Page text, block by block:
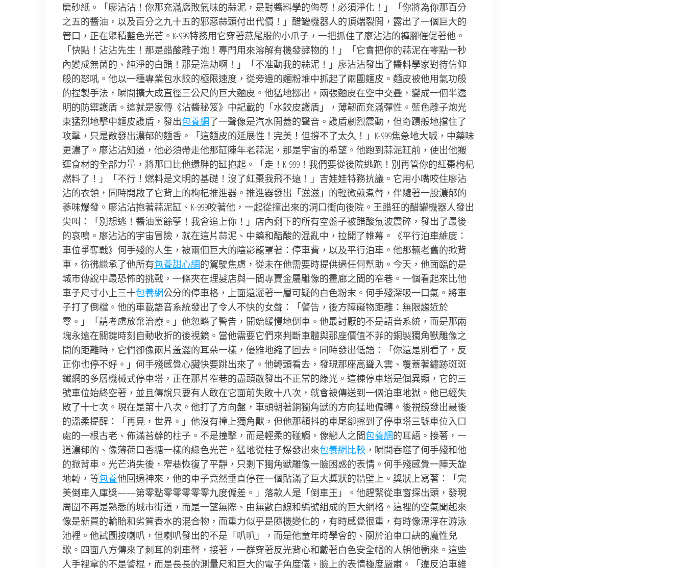
磨砂紙。「廖沾沾！你那充滿腐敗氣味的蒜泥，是對醬料學的侮辱！必須淨化！」「你將為你那百分
之五的醬油，以及百分之九十五的邪惡蒜頭付出代價！」醋罐機器人的頂端裂開，露出了一個巨大的
管口，正在聚積藍色光芒。K-999特務用它穿著燕尾服的小爪子，一把抓住了廖沾沾的褲腳催促著他。
「快點！沾沾先生！那是醋酸離子炮！專門用來溶解有機發酵物的！」「它會把你的蒜泥在零點一秒
內變成無菌的、純淨的白醋！那是浩劫啊！」「不准動我的蒜泥！」廖沾沾發出了醬料學家對待信仰
般的怒吼。他以一種專業包水餃的極限速度，從旁邊的麵粉堆中抓起了兩團麵皮。麵皮被他用氣功般
的捏製手法，瞬間擴大成直徑三公尺的巨大麵皮。他猛地擲出，兩張麵皮在空中交疊，變成一個半透
明的防禦護盾。這就是家傳《沾醬秘笈》中記載的「水餃皮護盾」，薄韌而充滿彈性。藍色離子炮光
束猛烈地擊中麵皮護盾，發出包養網了一聲像是汽水開蓋的聲音。護盾劇烈震動，但奇蹟般地擋住了
攻擊，只是散發出濃郁的麵香。「這麵皮的延展性！完美！但撐不了太久！」K-999焦急地大喊，中藥味
更濃了。廖沾沾知道，他必須帶走他那缸陳年老蒜泥，那是宇宙的希望。他跑到蒜泥缸前，使出他搬
運食材的全部力量，將那口比他還胖的缸抱起。「走！K-999！我們要從後院逃跑！別再管你的紅棗枸杞
燃料了！」「不行！燃料是文明的基礎！沒了紅棗我飛不遠！」吉娃娃特務抗議。它用小嘴咬住廖沾
沾的衣領，同時開啟了它背上的枸杞推進器。推進器發出「滋滋」的輕微煎煮聲，伴隨著一股濃郁的
蔘味爆發。廖沾沾抱著蒜泥缸、K-999咬著他，一起從撞出來的洞口衝向後院。王醋狂的醋罐機器人發出
尖叫：「別想逃！醬油黨餘孽！我會追上你！」店內剩下的所有空盤子被醋酸氣波震碎，發出了最後
的哀鳴。廖沾沾的宇宙冒險，就在這片蒜泥、中藥和醋酸的混亂中，拉開了帷幕。《平行泊車維度：
車位爭奪戰》何手殘的人生，被兩個巨大的陰影籠罩著：停車費，以及平行泊車。他那輛老舊的掀背
車，彷彿繼承了他所有包養甜心網的駕駛焦慮，從未在他需要時提供過任何幫助。今天，他面臨的是
城市傳說中最恐怖的挑戰，一條夾在理髮店與一間專賣金屬雕像的畫廊之間的窄巷。一個看起來比他
車子尺寸小上三十包養網公分的停車格，上面還灑著一層可疑的白色粉末。何手殘深吸一口氣。將車
子打了倒檔。他的車載語音系統發出了令人不快的女聲：「警告，後方障礙物距離：無限趨近於
零。」「請考慮放棄治療。」他忽略了警告，開始緩慢地倒車。他最討厭的不是語音系統，而是那兩
塊永遠在關鍵時刻自動收折的後視鏡。當他需要它們來判斷車體與那座價值不菲的銅製獨角獸雕像之
間的距離時，它們卻像兩片羞澀的耳朵一樣，優雅地縮了回去。同時發出低語：「你還是別看了，反
正你也停不好。」何手殘感覺心臟快要跳出來了。他轉頭看去，發現那座高聳入雲、覆蓋著鏽跡斑斑
鐵網的多層機械式停車塔，正在那片窄巷的盡頭散發出不正常的綠光。這棟停車塔是個異類，它的三
號車位始終空著，並且傳說只要有人敢在它面前失敗十八次，就會被傳送到一個泊車地獄。他已經失
敗了十七次。現在是第十八次。他打了方向盤，車頭朝著銅獨角獸的方向猛地偏轉。後視鏡發出最後
的溫柔提醒：「再見，世界。」他沒有撞上獨角獸，但他那顫抖的車尾卻擦到了停車塔三號車位入口
處的一根古老、佈滿苔蘚的柱子。不是撞擊，而是輕柔的碰觸，像戀人之間包養網的耳語。接著，一
道濃郁的、像薄荷口香糖一樣的綠色光芒。猛地從柱子爆發出來包養網比較 ，瞬間吞噬了何手殘和他
的掀背車。光芒消失後，窄巷恢復了平靜，只剩下獨角獸雕像一臉困惑的表情。何手殘感覺一陣天旋
地轉，等包養他回過神來，他的車子竟然垂直停在一個貼滿了巨大獎狀的牆壁上。獎狀上寫著：「完
美倒車入庫獎——第零點零零零零零九度偏差。」落款人是「倒車王」。他趕緊從車窗探出頭，發現
周圍不再是熟悉的城市街道，而是一望無際、由無數白線和編號組成的巨大網格。這裡的空氣聞起來
像是新買的輪胎和劣質香水的混合物，而重力似乎是隨機變化的，有時感覺很重，有時像漂浮在游泳
池裡。他試圖按喇叭，但喇叭發出的不是「叭叭」，而是他童年時學會的、關於泊車口訣的魔性兒
歌。四面八方傳來了刺耳的剎車聲，接著，一群穿著反光背心和戴著白色安全帽的人朝他衝來。這些
人手裡拿的不是警棍，而是長長的測量尺和巨大的電子角度儀，臉上的表情極度嚴肅。「違反泊車維